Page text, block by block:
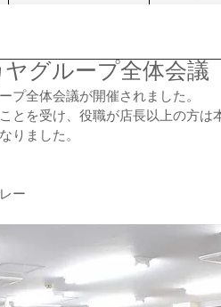
グループ全体会議
プ全体会議が開催されました。
とを受け、役職が店長以上の方は
りました。
ー